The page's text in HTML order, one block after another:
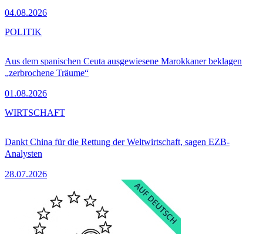
04.08.2026
Aus dem spanischen Ceuta ausgewiesene Marokkaner beklagen
„zerbrochene Träume“
01.08.2026
POLITIK
Dankt China für die Rettung der Weltwirtschaft, sagen EZB-
Analysten
28.07.2026
WIRTSCHAFT